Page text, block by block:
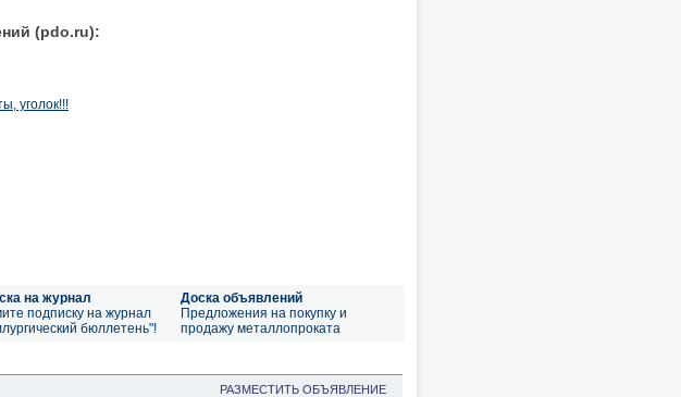
(pdo.ru):
уголок!!!
на журнал
подписку на журнал
бюллетень"!
Доска объявлений
Предложения на покупку и
продажу металлопроката
РАЗМЕСТИТЬ ОБЪЯВЛЕНИЕ